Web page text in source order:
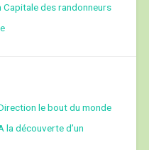
des randonneurs
le bout du monde
la découverte d’un